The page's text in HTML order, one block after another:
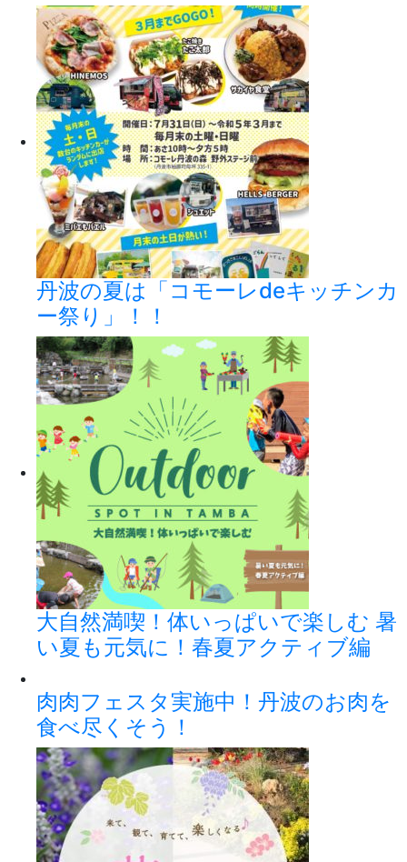
丹波の夏は「コモーレdeキッチンカ
ー祭り」！！
大自然満喫！体いっぱいで楽しむ 暑
い夏も元気に！春夏アクティブ編
肉肉フェスタ実施中！丹波のお肉を
食べ尽くそう！